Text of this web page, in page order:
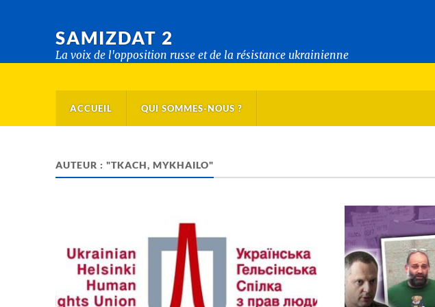
SAMIZDAT 2
La voix de l'opposition russe et de la résistance ukrainienne
ACCUEIL QUI SOMMES-NOUS ?
AUTEUR : "TKACH, MYKHAILO"